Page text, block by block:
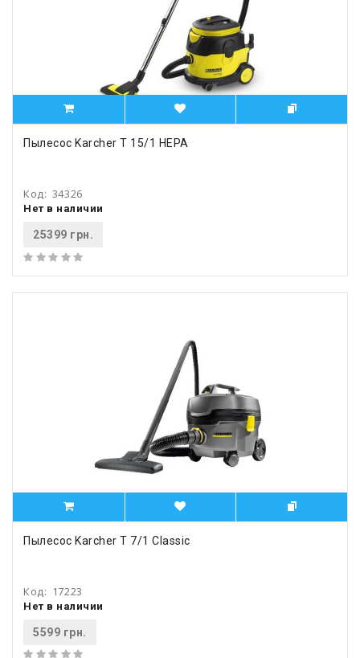
Пылесос Karcher T 15/1 HEPA
Код: 34326
Нет в наличии
25399 грн.
Пылесос Karcher T 7/1 Classic
Код: 17223
Нет в наличии
5599 грн.